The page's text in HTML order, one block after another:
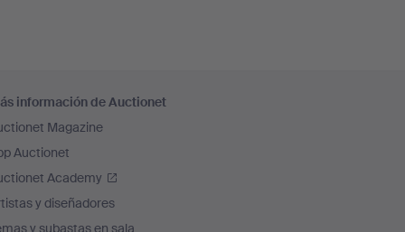
información de Auctionet
Magazine
Auctionet
Academy
y diseñadores